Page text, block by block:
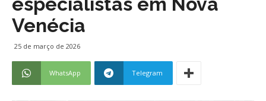
Venécia
25 de março de 2026
WhatsApp Telegram